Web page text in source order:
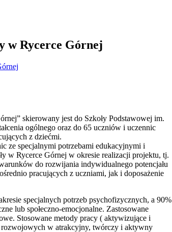
w Rycerce Górnej
skierowany jest do Szkoły Podstawowej im.
ogólnego oraz do 65 uczniów i uczennic
z dziećmi.
ze specjalnymi potrzebami edukacyjnymi i
w Rycerce Górnej w okresie realizacji projektu, tj.
do rozwijania indywidualnego potencjału
pracujących z uczniami, jak i doposażenie
specjalnych potrzeb psychofizycznych, a 90%
lub społeczno-emocjonalne. Zastosowane
Stosowane metody pracy ( aktywizujące i
rozwojowych w atrakcyjny, twórczy i aktywny